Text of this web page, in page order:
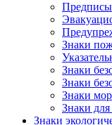
Знаки
Знаки
Знаки
Знаки
Знаки для
Знаки